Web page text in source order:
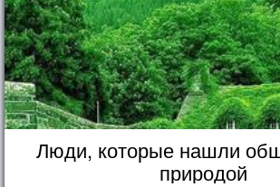
Люди, которые нашли
природой